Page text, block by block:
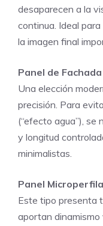
desaparecen a la
continua. Ideal
la imagen final
Panel de
Una elección
precisión. Para
(“efecto agua”),
y longitud
minimalistas.
Panel
Este tipo presenta
aportan dinamismo